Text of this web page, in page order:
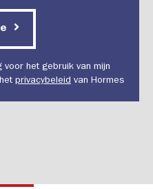
het gebruik van mijn
privacybeleid van Hormes